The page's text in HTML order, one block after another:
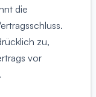
die
zu,
vor